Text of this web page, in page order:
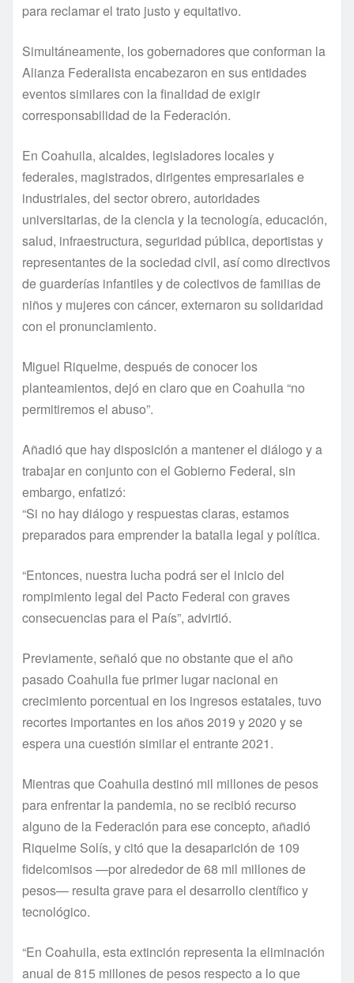
para reclamar el trato justo y equitativo.
Simultáneamente, los gobernadores que conforman la
Alianza Federalista encabezaron en sus entidades
eventos similares con la finalidad de exigir
corresponsabilidad de la Federación.
En Coahuila, alcaldes, legisladores locales y
federales, magistrados, dirigentes empresariales e
industriales, del sector obrero, autoridades
universitarias, de la ciencia y la tecnología, educación,
salud, infraestructura, seguridad pública, deportistas y
representantes de la sociedad civil, así como directivos
de guarderías infantiles y de colectivos de familias de
niños y mujeres con cáncer, externaron su solidaridad
con el pronunciamiento.
Miguel Riquelme, después de conocer los
planteamientos, dejó en claro que en Coahuila “no
permitiremos el abuso”.
Añadió que hay disposición a mantener el diálogo y a
trabajar en conjunto con el Gobierno Federal, sin
embargo, enfatizó:
“Si no hay diálogo y respuestas claras, estamos
preparados para emprender la batalla legal y política.
“Entonces, nuestra lucha podrá ser el inicio del
rompimiento legal del Pacto Federal con graves
consecuencias para el País”, advirtió.
Previamente, señaló que no obstante que el año
pasado Coahuila fue primer lugar nacional en
crecimiento porcentual en los ingresos estatales, tuvo
recortes importantes en los años 2019 y 2020 y se
espera una cuestión similar el entrante 2021.
Mientras que Coahuila destinó mil millones de pesos
para enfrentar la pandemia, no se recibió recurso
alguno de la Federación para ese concepto, añadió
Riquelme Solís, y citó que la desaparición de 109
fideicomisos —por alrededor de 68 mil millones de
pesos— resulta grave para el desarrollo científico y
tecnológico.
“En Coahuila, esta extinción representa la eliminación
anual de 815 millones de pesos respecto a lo que